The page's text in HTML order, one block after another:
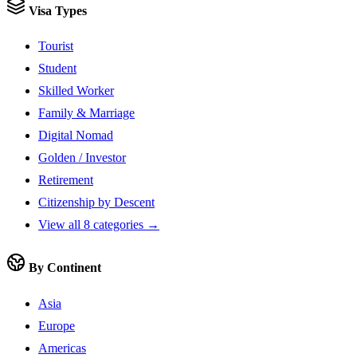
Visa Types
Tourist
Student
Skilled Worker
Family & Marriage
Digital Nomad
Golden / Investor
Retirement
Citizenship by Descent
View all 8 categories →
By Continent
Asia
Europe
Americas